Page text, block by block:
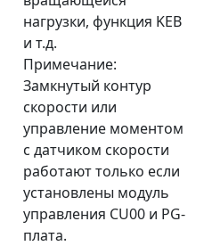
нагрузки, функция KEB
и т.д.
Примечание:
Замкнутый контур
скорости или
управление моментом
с датчиком скорости
работают только если
установлены модуль
управления CU00 и PG-
плата.